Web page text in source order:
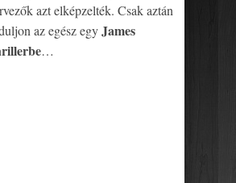
azt elképzelték. Csak aztán
az egész egyJames
…